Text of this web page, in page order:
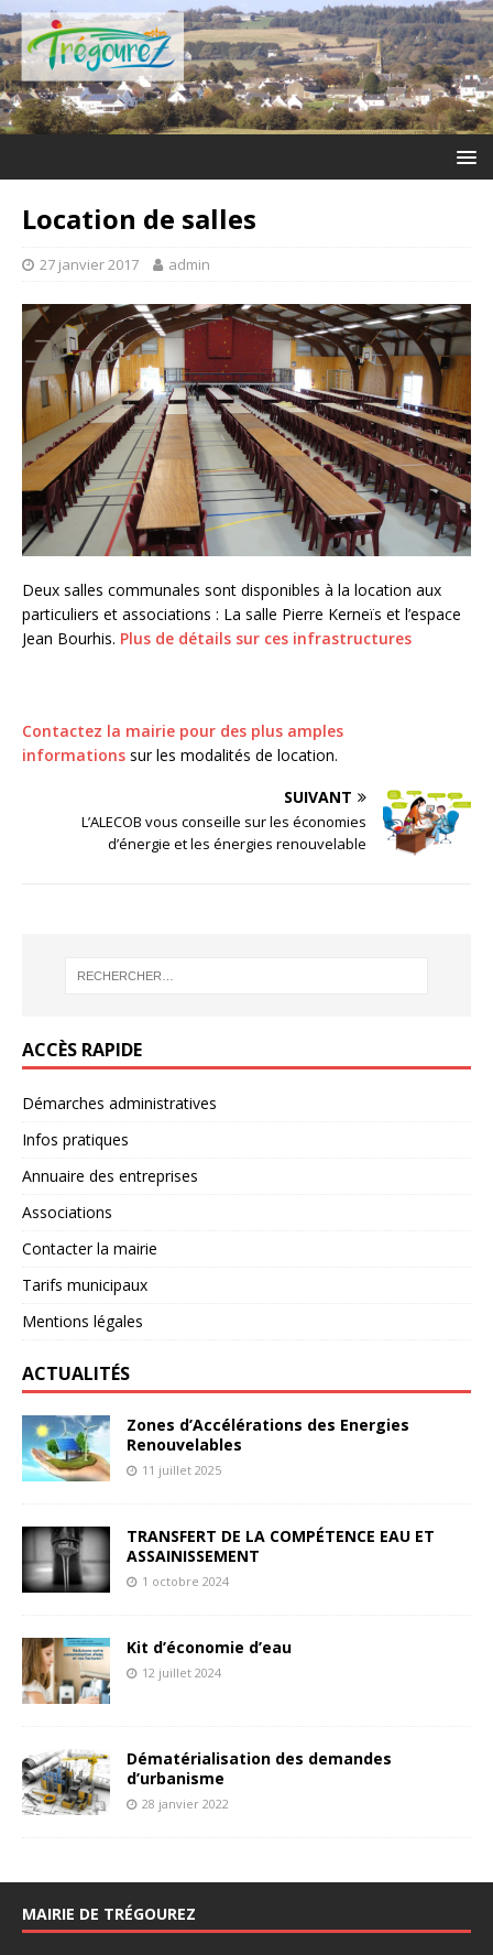
Location de salles
27 janvier 2017 admin
Deux salles communales sont disponibles à la location aux
particuliers et associations : La salle Pierre Kerneïs et l’espace
Jean Bourhis. Plus de détails sur ces infrastructures
Contactez la mairie pour des plus amples
informations sur les modalités de location.
SUIVANT
L’ALECOB vous conseille sur les économies
d’énergie et les énergies renouvelable
ACCÈS RAPIDE
Démarches administratives
Infos pratiques
Annuaire des entreprises
Associations
Contacter la mairie
Tarifs municipaux
Mentions légales
ACTUALITÉS
Zones d’Accélérations des Energies
Renouvelables
11 juillet 2025
TRANSFERT DE LA COMPÉTENCE EAU ET
ASSAINISSEMENT
1 octobre 2024
Kit d’économie d’eau
12 juillet 2024
Dématérialisation des demandes
d’urbanisme
28 janvier 2022
MAIRIE DE TRÉGOUREZ